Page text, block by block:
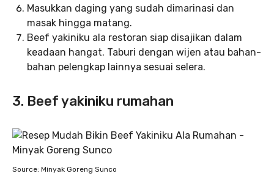
Masukkan daging yang sudah dimarinasi dan
masak hingga matang.
Beef yakiniku ala restoran siap disajikan dalam
keadaan hangat. Taburi dengan wijen atau bahan-
bahan pelengkap lainnya sesuai selera.
3. Beef yakiniku rumahan
Source: Minyak Goreng Sunco